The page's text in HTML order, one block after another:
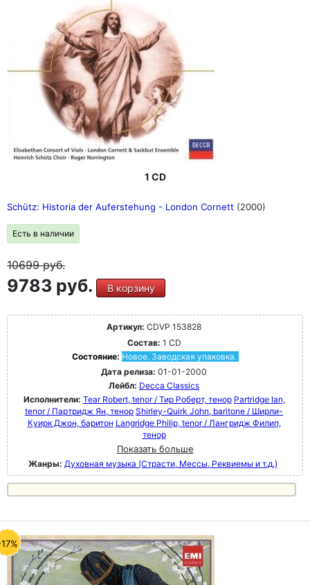
1 CD
Schütz: Historia der Auferstehung - London Cornett (2000)
Есть в наличии
10699руб.
9783 руб. В корзину
Артикул: CDVP 153828
Состав: 1 CD
Состояние: Новое. Заводская упаковка.
Дата релиза: 01-01-2000
Лейбл: Decca Classics
Исполнители: Tear Robert, tenor / Тир Роберт, тенор Partridge Ian,
tenor / Партридж Ян, тенор Shirley-Quirk John, baritone / Ширли-
Куирк Джон, баритон Langridge Philip, tenor / Лангридж Филип,
тенор
Показать больше
Жанры: Духовная музыка (Страсти, Мессы, Реквиемы и т.д.)